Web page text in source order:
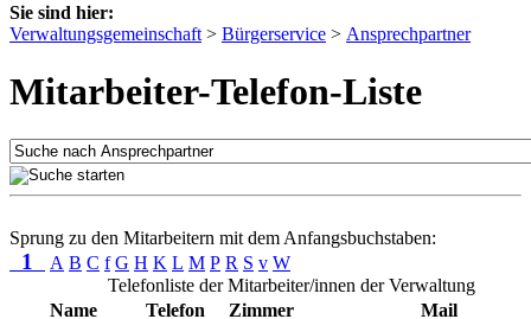
Sie sind hier:
Verwaltungsgemeinschaft > Bürgerservice > Ansprechpartner
Mitarbeiter-Telefon-Liste
Sprung zu den Mitarbeitern mit dem Anfangsbuchstaben:
1 A B C f G H K L M P R S v W
Telefonliste der Mitarbeiter/innen der Verwaltung
Name
Telefon Zimmer Mail